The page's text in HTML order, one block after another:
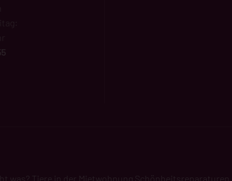
was? Tiere in der Mietwohnung Schönheitsreparaturen